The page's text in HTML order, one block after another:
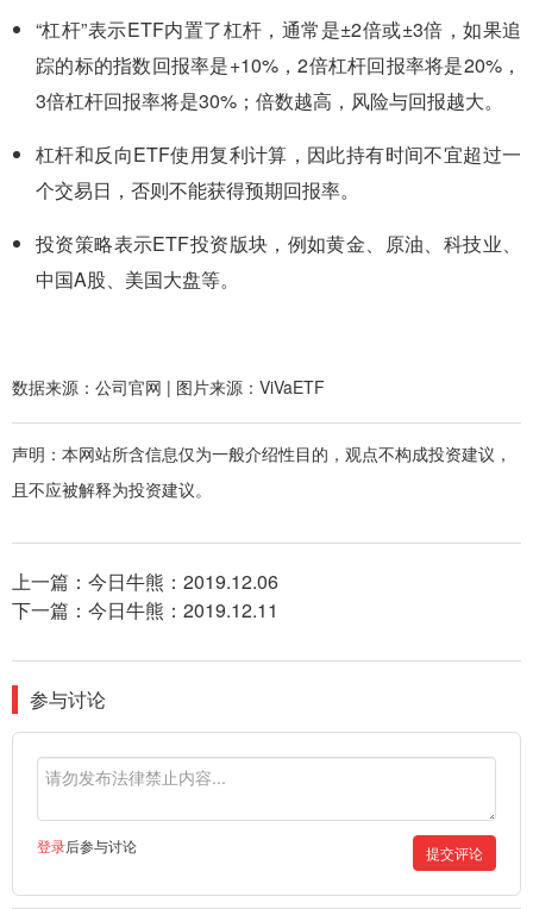
“杠杆”表示ETF内置了杠杆，通常是±2倍或±3倍，如果追
踪的标的指数回报率是+10%，2倍杠杆回报率将是20%，
3倍杠杆回报率将是30%；倍数越高，风险与回报越大。
杠杆和反向ETF使用复利计算，因此持有时间不宜超过一
个交易日，否则不能获得预期回报率。
投资策略表示ETF投资版块，例如黄金、原油、科技业、
中国A股、美国大盘等。
数据来源：公司官网 | 图片来源：ViVaETF
声明：本网站所含信息仅为一般介绍性目的，观点不构成投资建议，
且不应被解释为投资建议。
上一篇： 今日牛熊：2019.12.06
下一篇： 今日牛熊：2019.12.11
参与讨论
登录后参与讨论 提交评论